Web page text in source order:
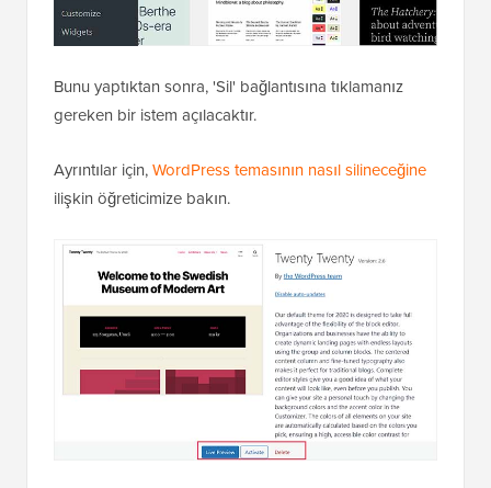
Bunu yaptıktan sonra, 'Sil' bağlantısına tıklamanız
gereken bir istem açılacaktır.
Ayrıntılar için,WordPress temasının nasıl silineceğine
ilişkin öğreticimize bakın.